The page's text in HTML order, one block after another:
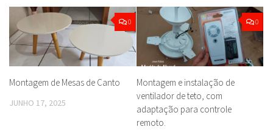
0
Montagem de Mesas de Canto
JUNHO 17, 2025
0
Montagem e instalação de
ventilador de teto, com
adaptação para controle
remoto.